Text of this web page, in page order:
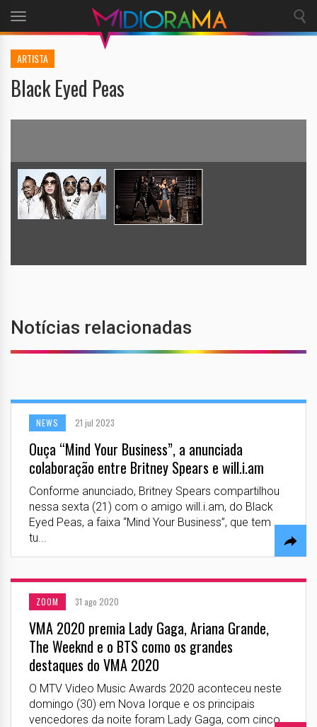
Toggle
navigation
ARTISTA
Black Eyed Peas
Notícias relacionadas
NEWS 21 jul 2023
Ouça “Mind Your Business”, a anunciada
colaboração entre Britney Spears e will.i.am
Conforme anunciado, Britney Spears compartilhou
nessa sexta (21) com o amigo will.i.am, do Black
Eyed Peas, a faixa “Mind Your Business”, que tem
tu...
ZOOM 31 ago 2020
VMA 2020 premia Lady Gaga, Ariana Grande,
The Weeknd e o BTS como os grandes
destaques do VMA 2020
O MTV Video Music Awards 2020 aconteceu neste
domingo (30) em Nova Iorque e os principais
vencedores da noite foram Lady Gaga, com cinco